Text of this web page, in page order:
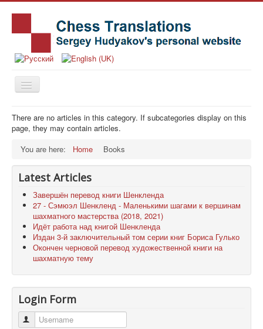
Books
News
Articles
History
Notes
Publishing Houses
Contact
There are no articles in this category. If subcategories display on this
page, they may contain articles.
You are here:
Home Books
Latest Articles
Завершён перевод книги Шенкленда
27 - Сэмюэл Шенкленд - Маленькими шагами к вершинам
шахматного мастерства (2018, 2021)
Идёт работа над книгой Шенкленда
Издан 3-й заключительный том серии книг Бориса Гулько
Окончен черновой перевод художественной книги на
шахматную тему
Login Form
Username